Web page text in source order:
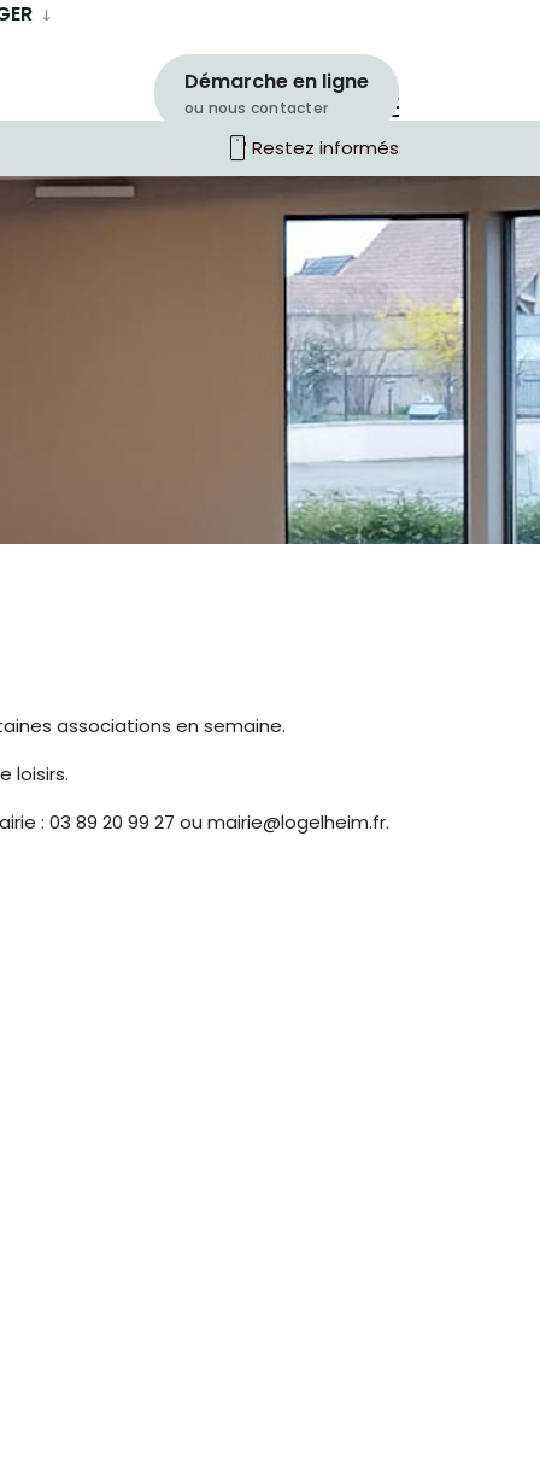
Démarche en ligne
ou nous contacter
smartphone Restez informés
associations en semaine.
loisirs.
: 03 89 20 99 27 ou mairie@logelheim.fr.